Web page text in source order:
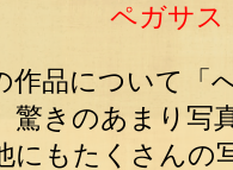
ペガサス
作品について「
驚きのあまり写
にもたくさんの